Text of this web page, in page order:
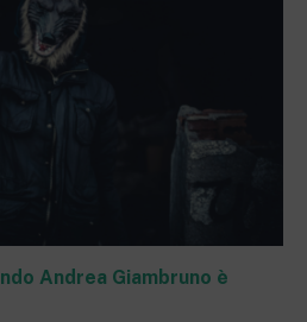
Andrea Giambruno è